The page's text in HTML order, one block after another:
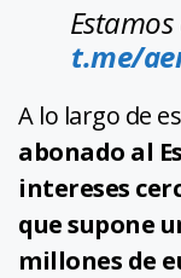
Estamos
t.me/
A lo largo de
abonado al
intereses
que supone
millones de